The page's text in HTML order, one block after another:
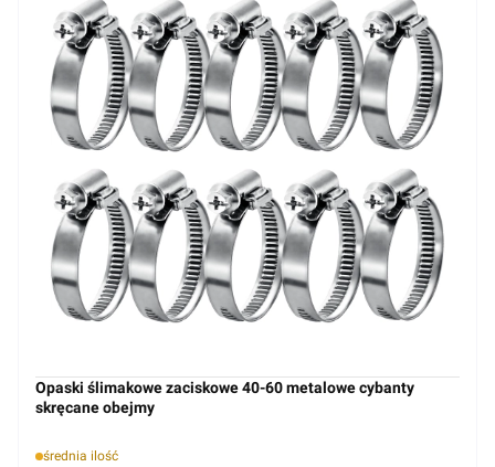
Opaski ślimakowe zaciskowe 40-60 metalowe cybanty
skręcane obejmy
średnia ilość